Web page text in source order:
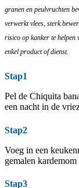
granen en peulvruchten
verwerkt vlees, sterk
risico op kanker te helpen
enkel product of dienst.
Stap1
Pel de Chiquita
een nacht in de
Stap2
Voeg in een
gemalen
Stap3